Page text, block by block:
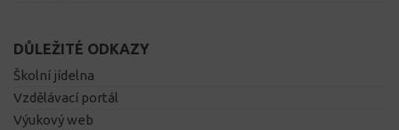
DŮLEŽITÉ ODKAZY
Školní jídelna
Vzdělávací portál
Výukový web